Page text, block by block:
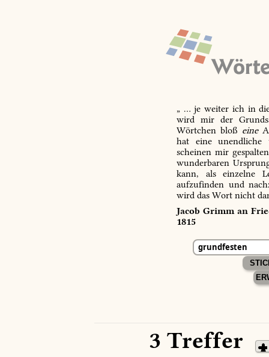
„ … je weiter ich in
wird mir der
Wörtchen bloß eine
hat eine unendliche
scheinen mir
wunderbaren
kann, als einzelne
aufzufinden und
wird das Wort nicht
Jacob Grimm an
1815
3 Treffer